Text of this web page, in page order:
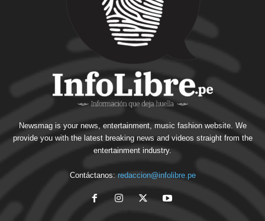
Newsmag is your news, entertainment, music fashion website. We
provide you with the latest breaking news and videos straight from the
entertainment industry.
Contáctanos: redaccion@infolibre.pe